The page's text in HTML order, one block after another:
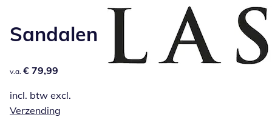
Sandalen
€ 79,99
v.a. € 79,99
incl. btw excl.
Verzending